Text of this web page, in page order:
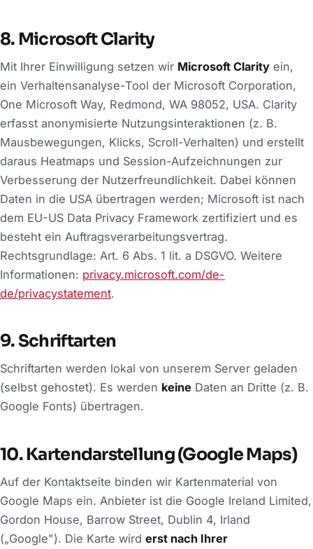
8. Microsoft Clarity
Mit Ihrer Einwilligung setzen wir Microsoft Clarity ein,
ein Verhaltensanalyse-Tool der Microsoft Corporation,
One Microsoft Way, Redmond, WA 98052, USA. Clarity
erfasst anonymisierte Nutzungsinteraktionen (z. B.
Mausbewegungen, Klicks, Scroll-Verhalten) und erstellt
daraus Heatmaps und Session-Aufzeichnungen zur
Verbesserung der Nutzerfreundlichkeit. Dabei können
Daten in die USA übertragen werden; Microsoft ist nach
dem EU-US Data Privacy Framework zertifiziert und es
besteht ein Auftragsverarbeitungsvertrag.
Rechtsgrundlage: Art. 6 Abs. 1 lit. a DSGVO. Weitere
Informationen: privacy.microsoft.com/de-
de/privacystatement.
9. Schriftarten
Schriftarten werden lokal von unserem Server geladen
(selbst gehostet). Es werden keine Daten an Dritte (z. B.
Google Fonts) übertragen.
10. Kartendarstellung (Google Maps)
Auf der Kontaktseite binden wir Kartenmaterial von
Google Maps ein. Anbieter ist die Google Ireland Limited,
Gordon House, Barrow Street, Dublin 4, Irland
(„Google"). Die Karte wird erst nach Ihrer